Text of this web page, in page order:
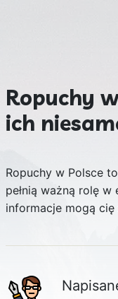
Ropuchy
ich
Ropuchy w Polsce
pełnią ważną rolę
informacje mogą cię